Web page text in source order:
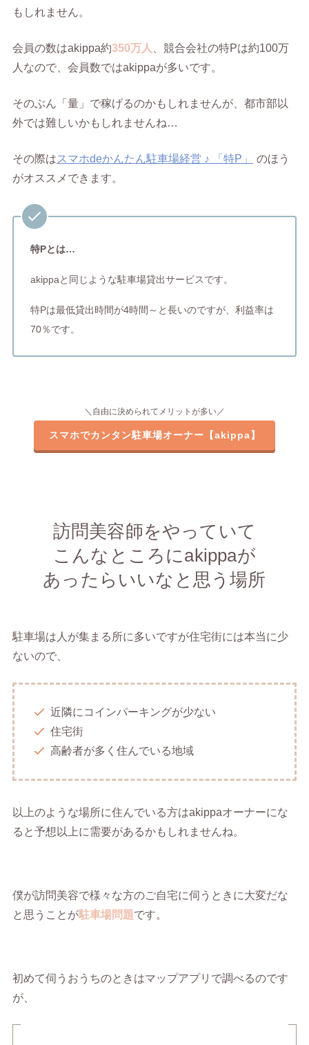
もしれません。
会員の数はakippa約350万人、競合会社の特Pは約100万
人なので、会員数ではakippaが多いです。
そのぶん「量」で稼げるのかもしれませんが、都市部以
外では難しいかもしれませんね…
その際はスマホdeかんたん駐車場経営 ♪ 「特P」
のほう
がオススメできます。
特Pとは…
akippaと同じような駐車場貸出サービスです。
特Pは最低貸出時間が4時間～と長いのですが、利益率は
70％です。
＼自由に決められてメリットが多い／
スマホでカンタン駐車場オーナー【akippa】
訪問美容師をやっていて
こんなところにakippaが
あったらいいなと思う場所
駐車場は人が集まる所に多いですが住宅街には本当に少
ないので、
近隣にコインパーキングが少ない
住宅街
高齢者が多く住んでいる地域
以上のような場所に住んでいる方はakippaオーナーにな
ると予想以上に需要があるかもしれませんね。
僕が訪問美容で様々な方のご自宅に伺うときに大変だな
と思うことが駐車場問題です。
初めて伺うおうちのときはマップアプリで調べるのです
が、